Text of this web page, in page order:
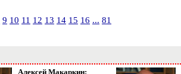
9 10 11 12 13 14 15 16 ... 81
Алексей Макаркин: